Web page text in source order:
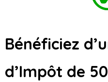
Bénéficiez
d’Impôt de